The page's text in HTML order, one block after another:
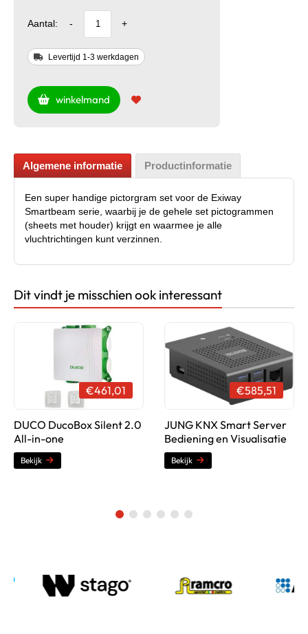
Aantal: - +
Levertijd 1-3 werkdagen
winkelmand
Algemene informatie Productinformatie
Een super handige pictorgram set voor de Exiway
Smartbeam serie, waarbij je de gehele set pictogrammen
(sheets met houder) krijgt en waarmee je alle
vluchtrichtingen kunt verzinnen.
Dit vindt je misschien ook interessant
€461,01
DUCO DucoBox Silent 2.0
All-in-one
Bekijk
€585,51
JUNG KNX Smart Server
Bediening en Visualisatie
Bekijk